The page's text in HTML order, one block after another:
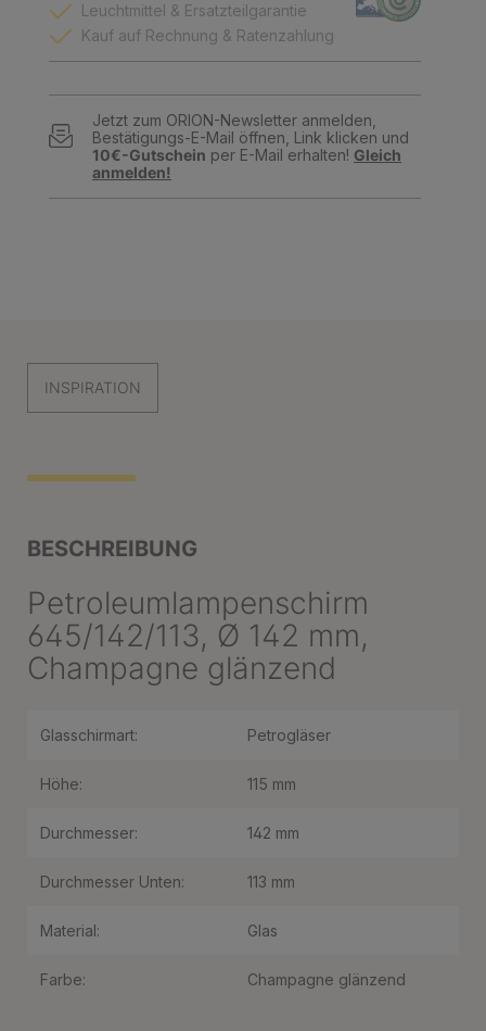
Leuchtmittel & Ersatzteilgarantie
Kauf auf Rechnung & Ratenzahlung
Jetzt zum ORION-Newsletter anmelden,
Bestätigungs-E-Mail öffnen, Link klicken und
10€-Gutschein per E-Mail erhalten! Gleich
anmelden!
INSPIRATION
BESCHREIBUNG
Petroleumlampenschirm
645/142/113, Ø 142 mm,
Champagne glänzend
Glasschirmart: Petrogläser
Höhe: 115 mm
Durchmesser: 142 mm
Durchmesser Unten: 113 mm
Material: Glas
Farbe: Champagne glänzend